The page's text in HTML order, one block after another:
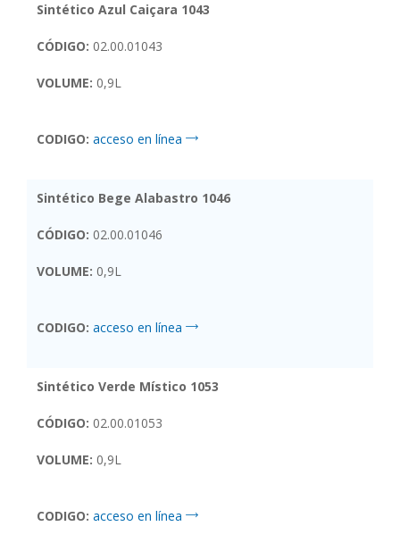
Sintético Azul Caiçara 1043
CÓDIGO: 02.00.01043
VOLUME: 0,9L
CODIGO: acceso en línea
Sintético Bege Alabastro 1046
CÓDIGO: 02.00.01046
VOLUME: 0,9L
CODIGO: acceso en línea
Sintético Verde Místico 1053
CÓDIGO: 02.00.01053
VOLUME: 0,9L
CODIGO: acceso en línea